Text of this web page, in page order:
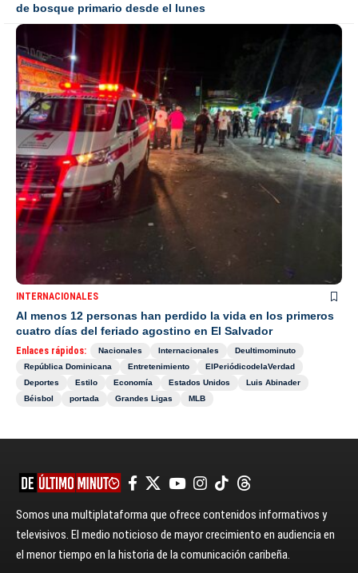
de bosque primario desde el lunes
INTERNACIONALES
Al menos 12 personas han perdido la vida en los primeros
cuatro días del feriado agostino en El Salvador
Enlaces rápidos: Nacionales Internacionales
Deultimominuto
República Dominicana
Entretenimiento
ElPeriódicodelaVerdad
Deportes
Estilo Economía Estados Unidos
Luis Abinader
Béisbol
portada Grandes Ligas MLB
Somos una multiplataforma que ofrece contenidos informativos y
televisivos. El medio noticioso de mayor crecimiento en audiencia en
el menor tiempo en la historia de la comunicación caribeña.